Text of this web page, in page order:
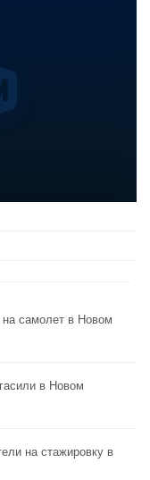
на самолет в Новом
в Новом
на стажировку в